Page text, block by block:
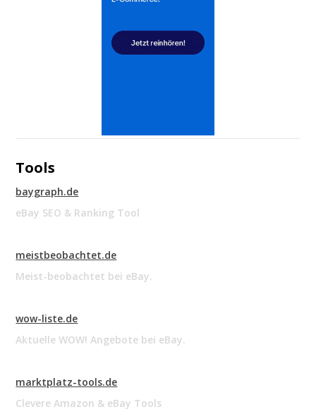
Tools
baygraph.de
eBay SEO & Ranking Tool
meistbeobachtet.de
Meist-beobachtet bei eBay.
wow-liste.de
Aktuelle WOW! Angebote bei eBay.
marktplatz-tools.de
Clevere Amazon & eBay Tools